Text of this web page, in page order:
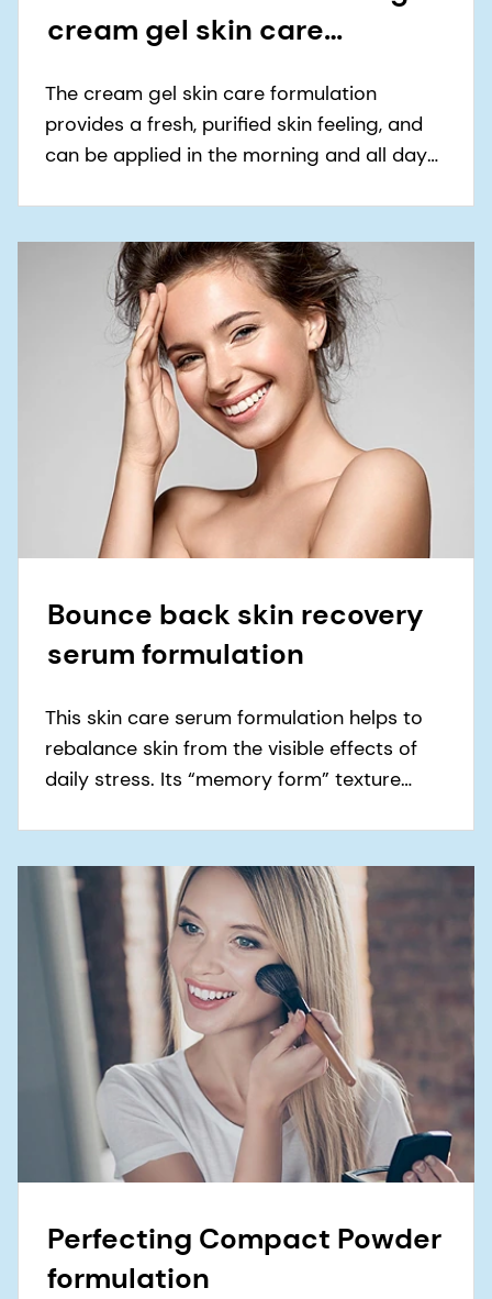
cream gel skin care
The cream gel skin care formulation
provides a fresh, purified skin feeling, and
can be applied in the morning and all day
Bounce back skin recovery
serum formulation
This skin care serum formulation helps to
rebalance skin from the visible effects of
daily stress. Its “memory form” texture
Perfecting Compact Powder
formulation